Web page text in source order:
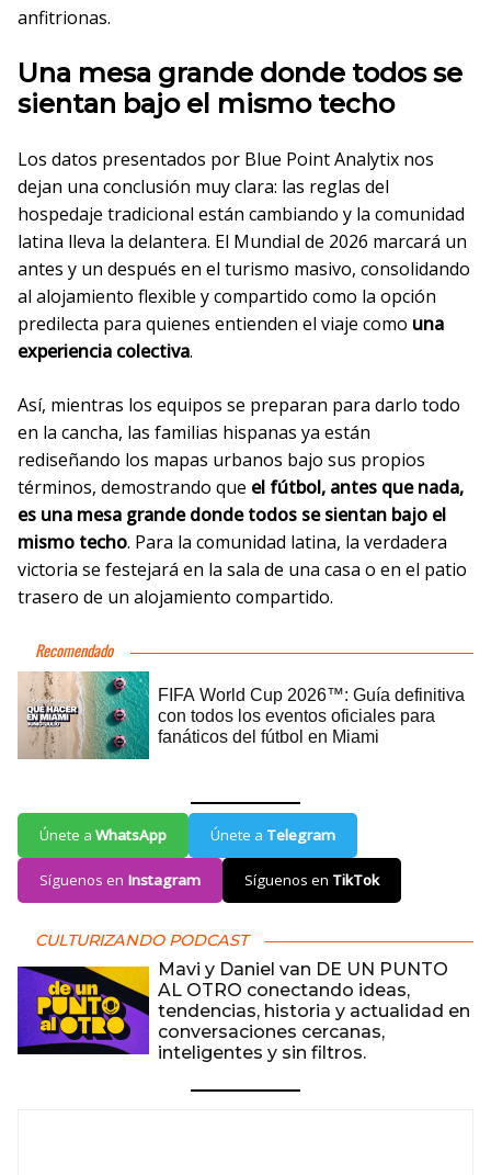
anfitrionas.
Una mesa grande donde todos se
sientan bajo el mismo techo
Los datos presentados por Blue Point Analytix nos
dejan una conclusión muy clara: las reglas del
hospedaje tradicional están cambiando y la comunidad
latina lleva la delantera. El Mundial de 2026 marcará un
antes y un después en el turismo masivo, consolidando
al alojamiento flexible y compartido como la opción
predilecta para quienes entienden el viaje como una
experiencia colectiva.
Así, mientras los equipos se preparan para darlo todo
en la cancha, las familias hispanas ya están
rediseñando los mapas urbanos bajo sus propios
términos, demostrando que el fútbol, antes que nada,
es una mesa grande donde todos se sientan bajo el
mismo techo. Para la comunidad latina, la verdadera
victoria se festejará en la sala de una casa o en el patio
trasero de un alojamiento compartido.
Únete a WhatsApp Únete a Telegram
Síguenos en Instagram Síguenos en TikTok
CULTURIZANDO PODCAST
Mavi y Daniel van DE UN PUNTO
AL OTRO conectando ideas,
tendencias, historia y actualidad en
conversaciones cercanas,
inteligentes y sin filtros.